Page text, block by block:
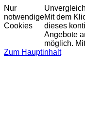
Nur
notwendige
Cookies
Mit dem
dieses
Angebote
möglich.
Zum Hauptinhalt